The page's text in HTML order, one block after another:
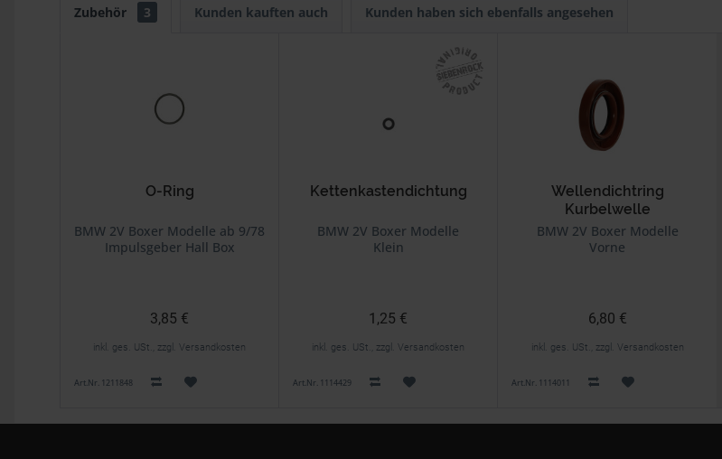
Zubehör 3 Kunden kauften auch Kunden haben sich ebenfalls angesehen
O-Ring
BMW 2V Boxer Modelle ab 9/78
Impulsgeber Hall Box
3,85 €
inkl. ges. USt., zzgl. Versandkosten
Art.Nr. 1211848
Kettenkastendichtung
BMW 2V Boxer Modelle
Klein
1,25 €
inkl. ges. USt., zzgl. Versandkosten
Art.Nr. 1114429
Wellendichtring
Kurbelwelle
BMW 2V Boxer Modelle
Vorne
6,80 €
inkl. ges. USt., zzgl. Versandkosten
Art.Nr. 1114011